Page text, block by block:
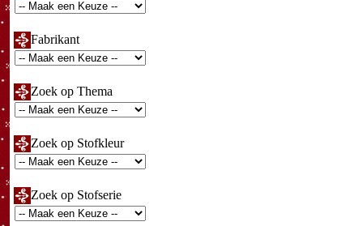
Fabrikant
Zoek op Thema
Zoek op Stofkleur
Zoek op Stofserie